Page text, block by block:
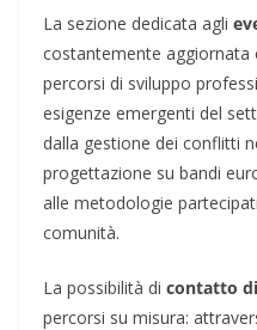
La sezione dedicata agli
costantemente aggiornata
percorsi di sviluppo
esigenze emergenti del
dalla gestione dei conflitti
progettazione su bandi
alle metodologie
comunità.
La possibilità di contatto
percorsi su misura: